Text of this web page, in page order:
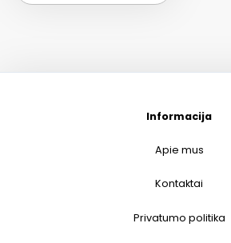
Informacija
Apie mus
Kontaktai
Privatumo politika